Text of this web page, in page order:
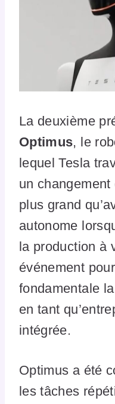
La deuxième
Optimus, le
lequel Tesla
un
plus grand
autonome
la production à
événement
fondamentale
en tant
intégrée.
Optimus a été
les tâches